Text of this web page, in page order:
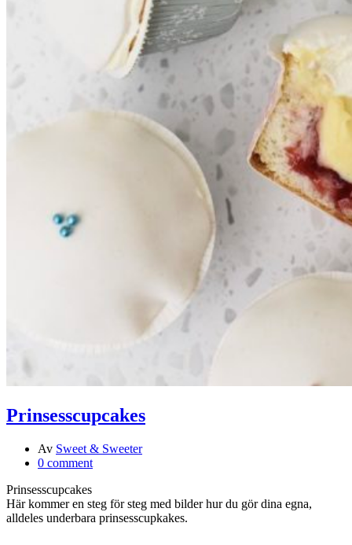
Prinsesscupcakes
Av Sweet & Sweeter
0 comment
Prinsesscupcakes
Här kommer en steg för steg med bilder hur du gör dina egna,
alldeles underbara prinsesscupkakes.